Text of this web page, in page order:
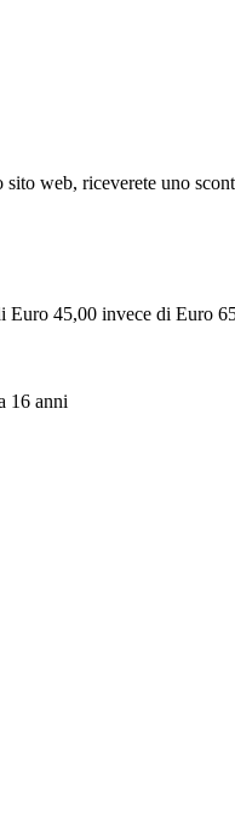
web, riceverete uno
Euro 45,00 invece di Euro
16 anni